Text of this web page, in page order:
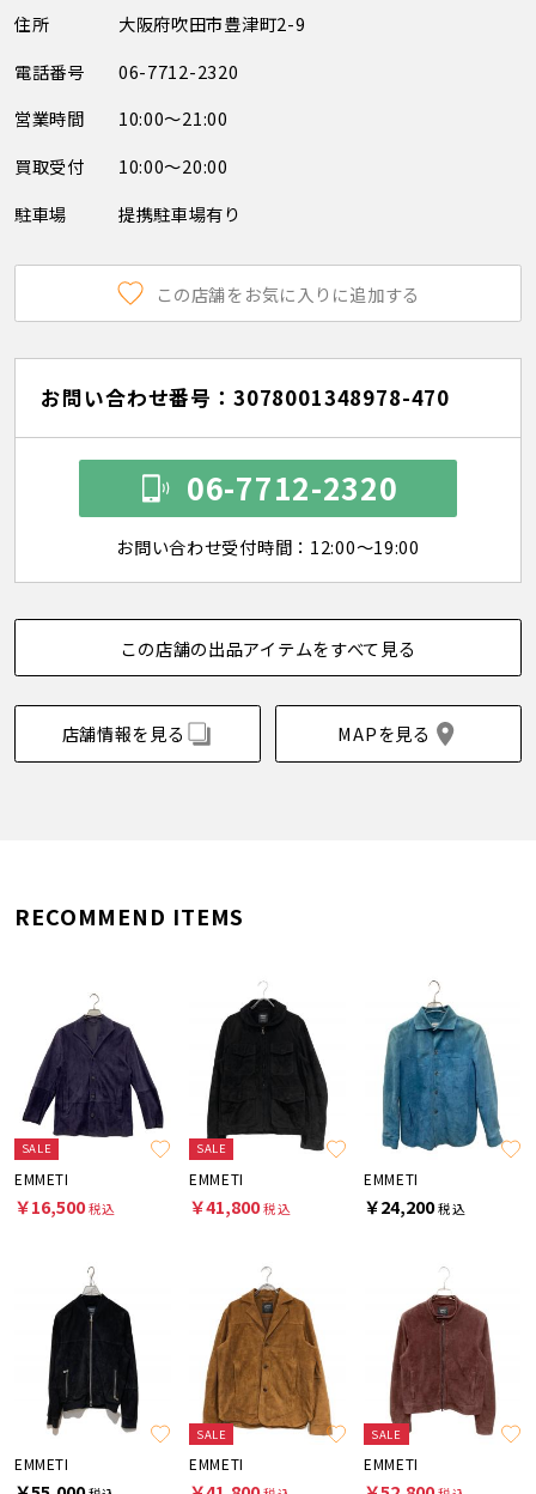
住所
大阪府吹田市豊津町2-9
電話番号
06-7712-2320
営業時間
10:00～21:00
買取受付
10:00～20:00
駐車場
提携駐車場有り
この店舗をお気に入りに追加する
お問い合わせ番号：3078001348978-470
06-7712-2320
お問い合わせ受付時間：12:00～19:00
この店舗の出品アイテムをすべて見る
店舗情報を見る MAPを見る
RECOMMEND ITEMS
SALE
EMMETI
￥16,500税込
SALE
EMMETI
￥41,800税込
EMMETI
￥24,200税込
EMMETI
SALE
EMMETI
SALE
EMMETI